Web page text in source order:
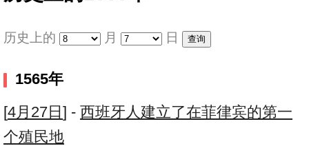
历史上的 月 日
1565年
[4月27日 ] - 西班牙人建立了在菲律宾的第一
个殖民地